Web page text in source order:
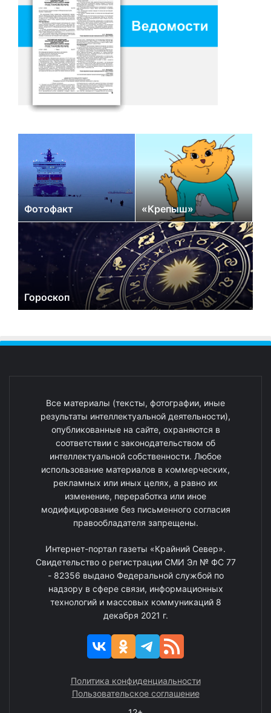
Фотофакт «Крепыш»
Гороскоп
Все материалы (тексты, фотографии, иные
результаты интеллектуальной деятельности),
опубликованные на сайте, охраняются в
соответствии с законодательством об
интеллектуальной собственности. Любое
использование материалов в коммерческих,
рекламных или иных целях, а равно их
изменение, переработка или иное
модифицирование без письменного согласия
правообладателя запрещены.
Интернет-портал газеты «Крайний Север».
Свидетельство о регистрации СМИ Эл № ФС 77
- 82356 выдано Федеральной службой по
надзору в сфере связи, информационных
технологий и массовых коммуникаций 8
декабря 2021 г.
Политика конфиденциальности
Пользовательское соглашение